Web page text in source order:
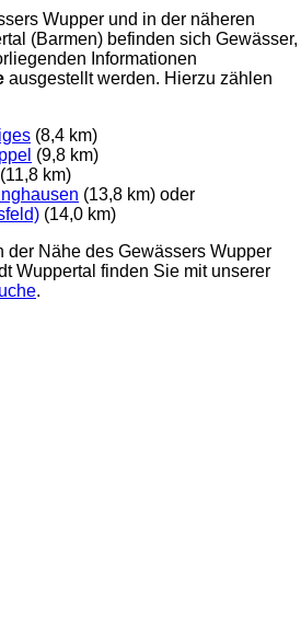
Wupper und in der näheren
(Barmen) befinden sich Gewässer,
Informationen
ausgestellt werden. Hierzu zählen
(8,4 km)
(9,8 km)
(11,8 km)
(13,8 km) oder
(14,0 km)
der Nähe des Gewässers Wupper
Wuppertal finden Sie mit unserer
.